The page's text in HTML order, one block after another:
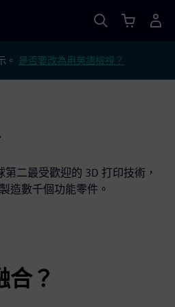
。 是否要改為用英語檢視？
第二最受歡迎的 3D 打印技術，
造數千個功能零件。
合？